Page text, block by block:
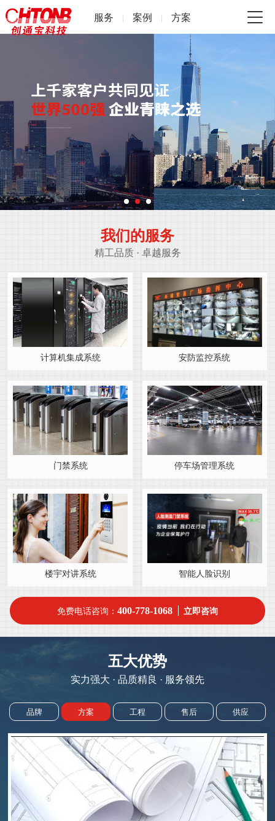
服务 案例 方案
我们的服务
精工品质 · 卓越服务
计算机集成系统 安防监控系统
门禁系统 停车场管理系统
楼宇对讲系统 智能人脸识别
免费电话咨询：400-778-1068 立即咨询
五大优势
实力强大 · 品质精良 · 服务领先
品牌 方案 工程 售后 供应